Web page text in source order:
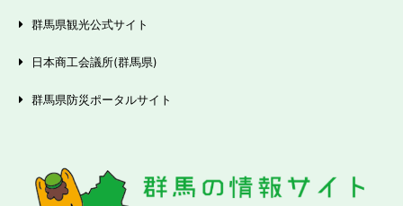
群馬県観光公式サイト
日本商工会議所(群馬県)
群馬県防災ポータルサイト